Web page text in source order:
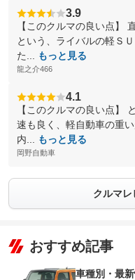
3.9
【このクルマの良い点】
という、ライバルの軽Ｓ
た...
もっと見る
龍之介466
4.1
【このクルマの良い点】
速も良く、軽自動車の重
内...
もっと見る
岡野自動車
クルマレ
おすすめ記事
車種別・最